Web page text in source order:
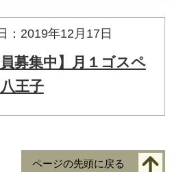
：2019年12月17日
員募集中】月１ゴスペ
王子
ページの先頭に戻る